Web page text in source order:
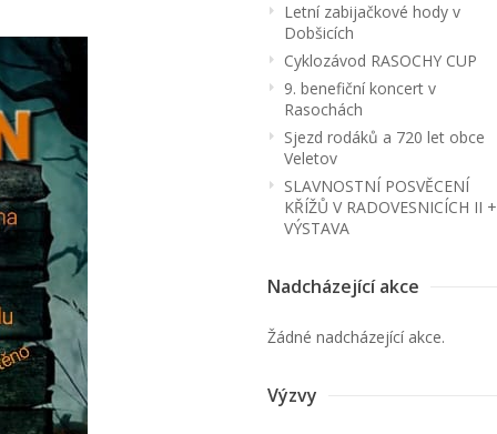
Letní zabijačkové hody v
Dobšicích
Cyklozávod RASOCHY CUP
9. benefiční koncert v
Rasochách
Sjezd rodáků a 720 let obce
Veletov
SLAVNOSTNÍ POSVĚCENÍ
KŘÍŽŮ V RADOVESNICÍCH II +
VÝSTAVA
Nadcházející akce
Žádné nadcházející akce.
Výzvy